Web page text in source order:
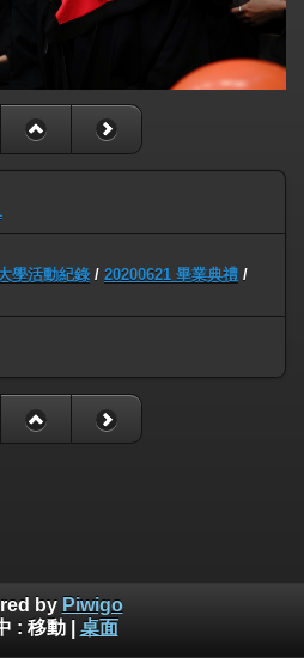
學活動紀錄 / 20200621 畢業典禮 /
by Piwigo
: 移動| 桌面